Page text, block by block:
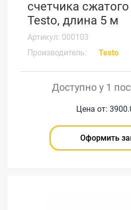
счетчика
Testo, длина 5 м
Артикул: 000103
Производитель:
Testo
Доступно у 1
Цена от:
Оформить